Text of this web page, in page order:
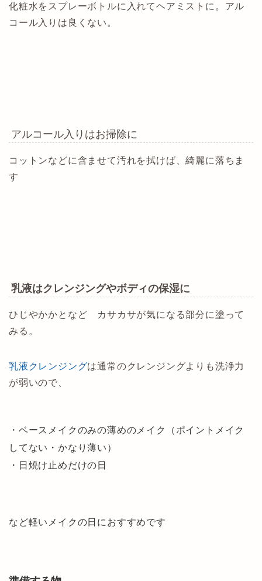
化粧水をスプレーボトルに入れてヘアミストに。アル
コール入りは良くない。
アルコール入りはお掃除に
コットンなどに含ませて汚れを拭けば、綺麗に落ちま
す
乳液はクレンジングやボディの保湿に
ひじやかかとなど カサカサが気になる部分に塗って
みる。
乳液クレンジングは通常のクレンジングよりも洗浄力
が弱いので、
・ベースメイクのみの薄めのメイク（ポイントメイク
してない・かなり薄い）
・日焼け止めだけの日
など軽いメイクの日におすすめです